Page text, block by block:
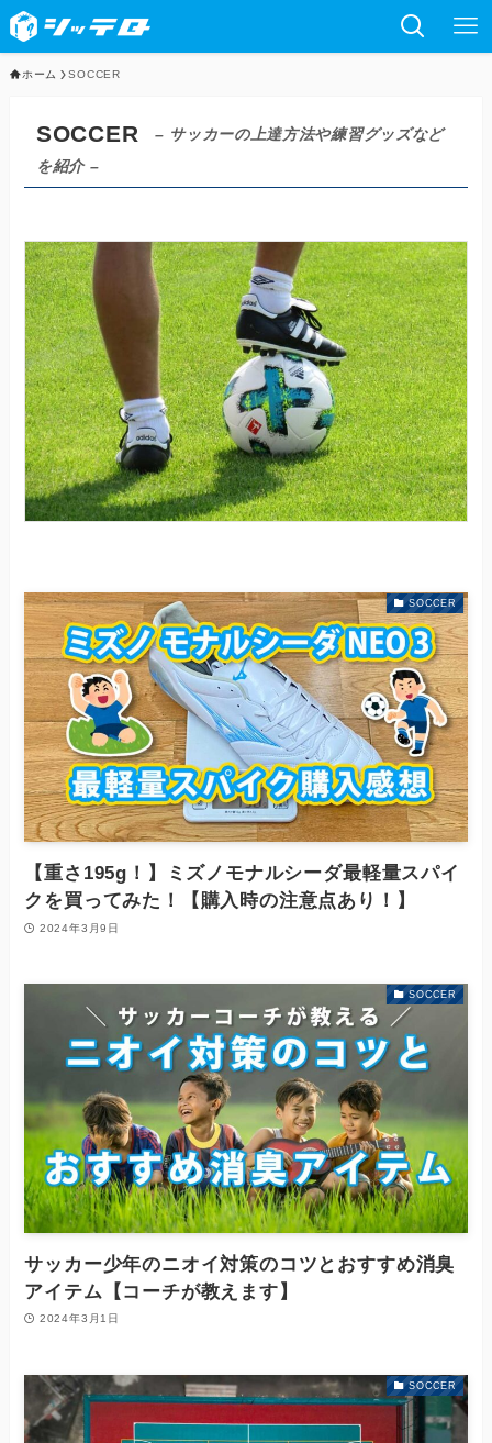
ホーム SOCCER
SOCCER
– サッカーの上達方法や練習グッズなど
を紹介 –
SOCCER
【重さ195g！】ミズノモナルシーダ最軽量スパイ
クを買ってみた！【購入時の注意点あり！】
2024年3月9日
SOCCER
サッカー少年のニオイ対策のコツとおすすめ消臭
アイテム【コーチが教えます】
2024年3月1日
SOCCER